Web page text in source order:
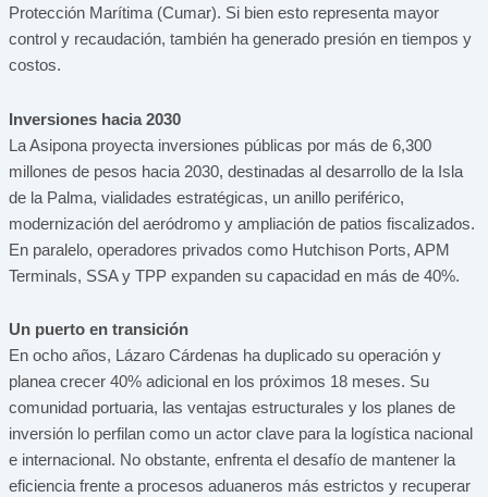
Protección Marítima (Cumar). Si bien esto representa mayor
control y recaudación, también ha generado presión en tiempos y
costos.
Inversiones hacia 2030
La Asipona proyecta inversiones públicas por más de 6,300
millones de pesos hacia 2030, destinadas al desarrollo de la Isla
de la Palma, vialidades estratégicas, un anillo periférico,
modernización del aeródromo y ampliación de patios fiscalizados.
En paralelo, operadores privados como Hutchison Ports, APM
Terminals, SSA y TPP expanden su capacidad en más de 40%.
Un puerto en transición
En ocho años, Lázaro Cárdenas ha duplicado su operación y
planea crecer 40% adicional en los próximos 18 meses. Su
comunidad portuaria, las ventajas estructurales y los planes de
inversión lo perfilan como un actor clave para la logística nacional
e internacional. No obstante, enfrenta el desafío de mantener la
eficiencia frente a procesos aduaneros más estrictos y recuperar